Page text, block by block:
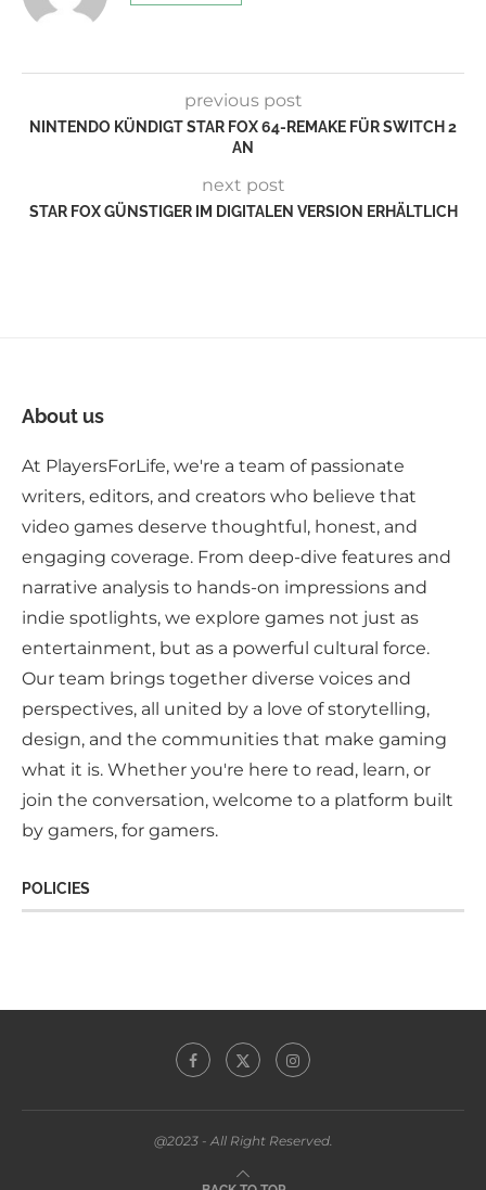
Follow Author
previous post
NINTENDO KÜNDIGT STAR FOX 64-REMAKE FÜR SWITCH 2
About us
At PlayersForLife, we're a team of passionate
writers, editors, and creators who believe that
video games deserve thoughtful, honest, and
engaging coverage. From deep-dive features and
narrative analysis to hands-on impressions and
indie spotlights, we explore games not just as
entertainment, but as a powerful cultural force.
Our team brings together diverse voices and
perspectives, all united by a love of storytelling,
design, and the communities that make gaming
join the conversation, welcome to a platform built
by gamers, for gamers.